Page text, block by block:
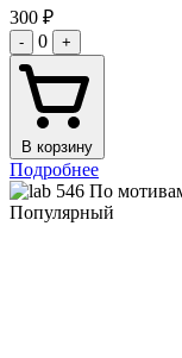
300 ₽
- 0 +
В корзину
Подробнее
Популярный